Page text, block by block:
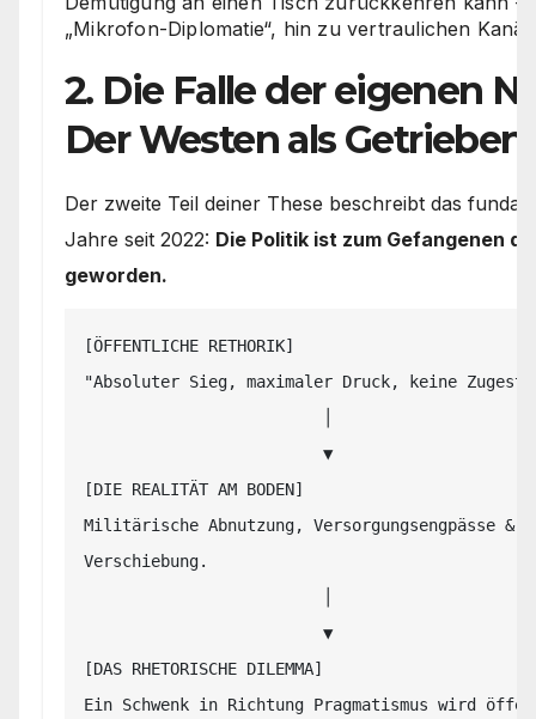
„Mikrofon-Diplomatie“, hin zu vertraulichen
2. Die Falle der eigenen
Der Westen als
Der zweite Teil deiner These beschreibt das
Jahre seit 2022: Die Politik ist zum Gefangenen
geworden.
[ÖFFENTLICHE RETHORIK]
"Absoluter Sieg, maximaler Druck, keine
[DIE REALITÄT AM BODEN]
Militärische Abnutzung, Versorgungsengpässe &
Verschiebung.
[DAS RHETORISCHE DILEMMA]
Ein Schwenk in Richtung Pragmatismus wird